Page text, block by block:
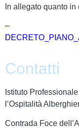
In allegato quanto in
–
Contatti
Istituto
l’Ospitalità
Contrada Foce